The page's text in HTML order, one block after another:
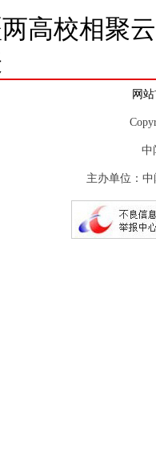
高校相聚
网
中
主办单位：